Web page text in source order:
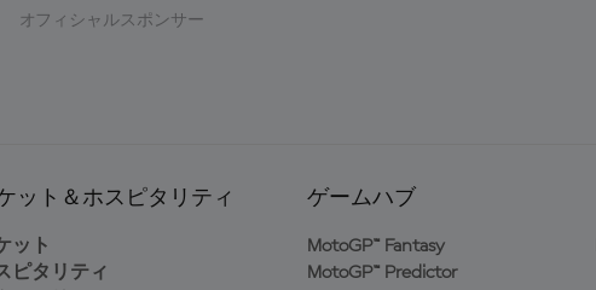
オフィシャルスポンサー
ット＆ホスピタリティ
ット
ピタリティ
ゲームハブ
MotoGP™ Fantasy
MotoGP™ Predictor